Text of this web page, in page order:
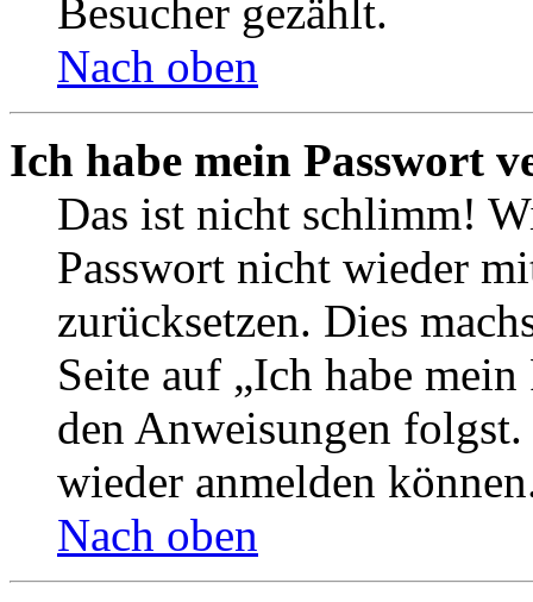
Besucher gezählt.
Nach oben
Ich habe mein Passwort
Das ist nicht schlimm!
Passwort nicht wieder
zurücksetzen. Dies
Seite auf „Ich habe
den Anweisungen
wieder anmelden
Nach oben